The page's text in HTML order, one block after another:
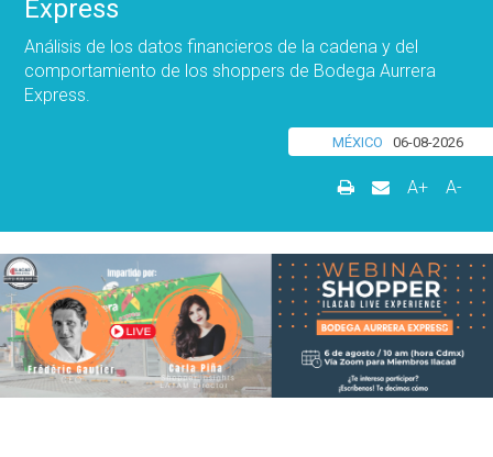
Express
Análisis de los datos financieros de la cadena y del
comportamiento de los shoppers de Bodega Aurrera
Express.
MÉXICO 06-08-2026
A+ A-